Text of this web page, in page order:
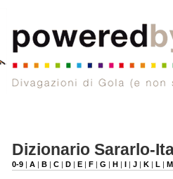
Dizionario Sararlo-
0-9 |A |B |C |D |E |F |G |H |I |J |K |L |M